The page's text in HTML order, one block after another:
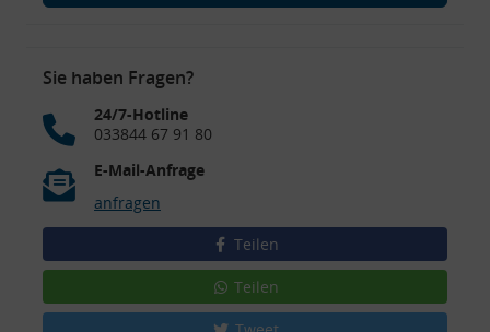
Sie haben Fragen?
24/7-Hotline
033844 67 91 80
E-Mail-Anfrage
anfragen
Teilen
Teilen